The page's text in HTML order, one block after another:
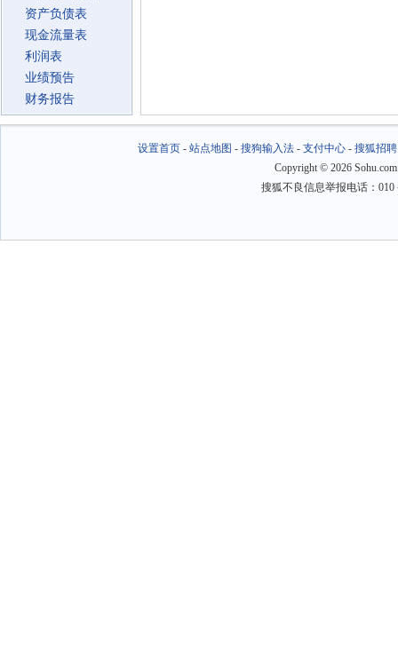
资产负债表
现金流量表
利润表
业绩预告
财务报告
设置首页- 站点地图 - 搜狗输入法- 支付中心- 搜狐招聘
Copyright © 2026
搜狐不良信息举报电话：010